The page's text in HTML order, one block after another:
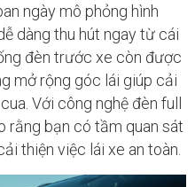
ngày mô phỏng hình
dàng thu hút ngay từ cái
đèn trước xe còn được
mở rộng góc lái giúp cải
Với công nghệ đèn full
rằng bạn có tầm quan sát
thiện việc lái xe an toàn.